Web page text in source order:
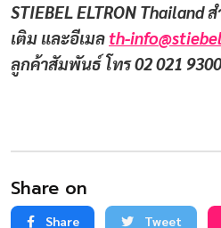
STIEBEL ELTRON Thailand
เติม และอีเมลth-
ลูกค้าสัมพันธ์ โทร 02 021 9300
Share on
Share Tweet